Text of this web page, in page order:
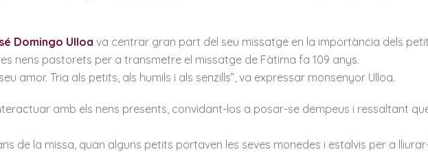
Domingo Ulloa va centrar gran part del seu missatge en la importància dels
nens pastorets per a transmetre el missatge de Fàtima fa 109 anys.
amor. Tria als petits, als humils i als senzills”, va expressar monsenyor Ulloa.
amb els nens presents, convidant-los a posar-se dempeus i ressaltant
de la missa, quan alguns petits portaven les seves monedes i estalvis per a